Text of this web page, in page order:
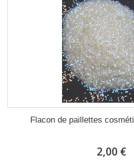
Flacon de paillettes
2,00 €